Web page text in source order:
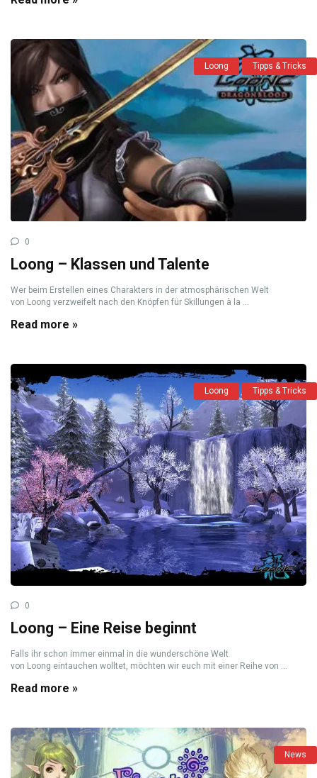
Loong Tipps & Tricks
0
Loong – Klassen und Talente
Wer beim Erstellen eines Charakters in der atmosphärischen Welt
von Loong verzweifelt nach den Knöpfen für Skillungen à la ...
Read more »
Loong Tipps & Tricks
0
Loong – Eine Reise beginnt
Falls ihr schon immer einmal in die wunderschöne Welt
von Loong eintauchen wolltet, möchten wir euch mit einer Reihe von ...
Read more »
News